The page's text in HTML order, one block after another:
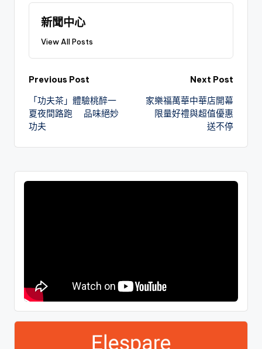
新聞中心
View All Posts
Previous Post
「功夫茶」體驗桃醉一
夏夜間路跑 品味絕妙
功夫
Next Post
家樂福萬華中華店開幕
限量好禮與超值優惠
送不停